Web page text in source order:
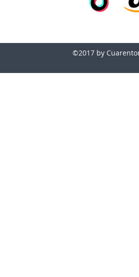
©2017 by